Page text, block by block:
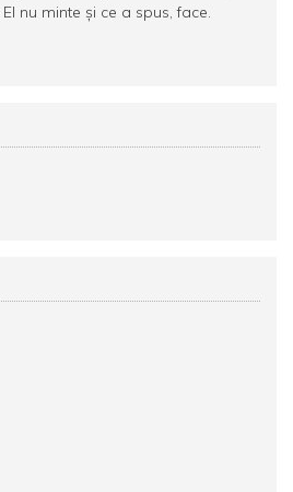
nu minte şi ce a spus, face.